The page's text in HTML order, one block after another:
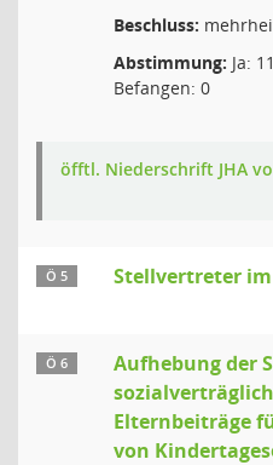
Beschluss:
Abstimmung: Ja:
Befangen: 0
öfftl. Niederschrift JHA
Ö 5 Stellvertreter
Ö 6
Aufhebung der
Elternbeiträge
von